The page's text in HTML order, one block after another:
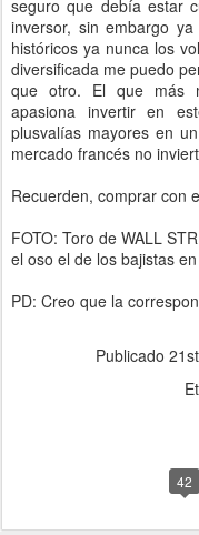
seguro que debía estar
inversor, sin embargo
históricos ya nunca los
diversificada me puedo
que otro. El que más
apasiona invertir en
plusvalías mayores en
mercado francés no
Recuerden, comprar con
FOTO: Toro de WALL
el oso el de los bajistas
PD: Creo que la
Publicado
42